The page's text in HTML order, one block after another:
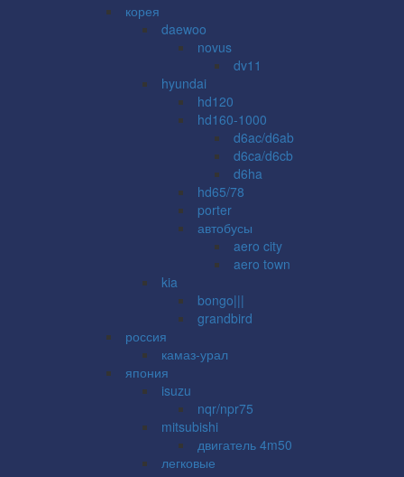
корея
daewoo
novus
dv11
hyundai
hd120
hd160-1000
d6ac/d6ab
d6ca/d6cb
d6ha
hd65/78
porter
автобусы
aero city
aero town
kia
bongo|||
grandbird
россия
камаз-урал
япония
isuzu
nqr/npr75
mitsubishi
двигатель 4m50
легковые